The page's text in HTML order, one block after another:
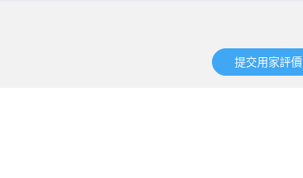
提交用家評價​